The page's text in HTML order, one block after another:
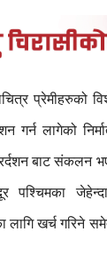
प्रेमीहरुको
गर्न लागेको
बाट संकलन
जेहेन्दार
खर्च गरिने